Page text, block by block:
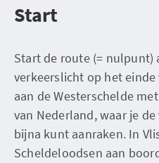
Start
Start de route (= nulpunt)
verkeerslicht op het einde
aan de Westerschelde
van Nederland, waar je
bijna kunt aanraken. In
Scheldeloodsen aan